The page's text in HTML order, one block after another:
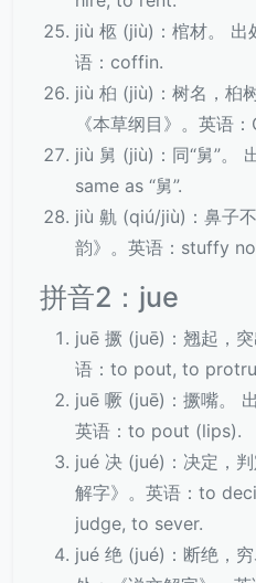
jiù 柩 (jiù)：棺材。 出
语：coffin.
jiù 桕 (jiù)：树名，桕
《本草纲目》。英语
jiù 舅 (jiù)：同“舅”。
same as “舅”.
jiù 鼽 (qiú/jiù)：鼻子
韵》。英语：stuffy
拼音2：jue
juē 撅 (juē)：翘起，
语：to pout, to
juē 噘 (juē)：撅嘴。
英语：to pout (lips).
jué 决 (jué)：决定，
解字》。英语：to
judge, to sever.
jué 绝 (jué)：断绝，